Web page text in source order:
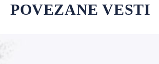
POVEZANE VESTI